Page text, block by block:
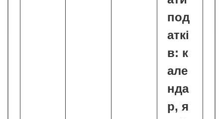
под
аткі
в: к
але
нда
р, я